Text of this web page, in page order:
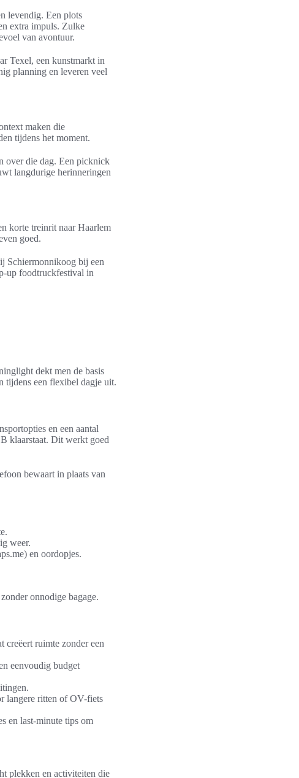
levendig. Een plots
extra impuls. Zulke
van avontuur.
Texel, een kunstmarkt in
planning en leveren veel
maken die
tijdens het moment.
over die dag. Een picknick
langdurige herinneringen
korte treinrit naar Haarlem
goed.
Schiermonnikoog bij een
up foodtruckfestival in
dekt men de basis
tijdens een flexibel dagje uit.
en een aantal
klaarstaat. Dit werkt goed
bewaart in plaats van
weer.
en oordopjes.
onnodige bagage.
creëert ruimte zonder een
eenvoudig budget
langere ritten of OV-fiets
en last-minute tips om
plekken en activiteiten die